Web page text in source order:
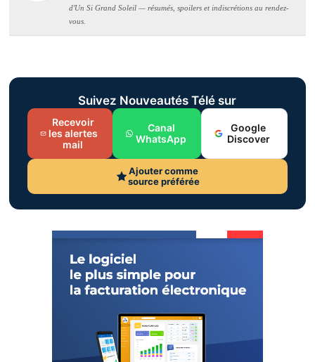
d'Un Si Grand Soleil — résumés, spoilers et indiscrétions au rendez-
vous.
Suivez Nouveautés Télé sur
Recevoir
les alertes
mail
Canal
WhatsApp
Google
Discover
Ajouter comme
source préférée